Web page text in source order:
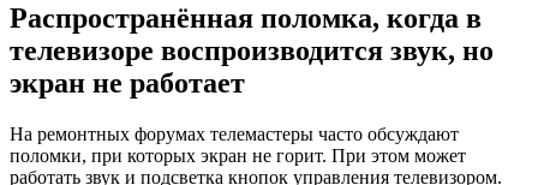
Распространённая поломка, когда в
телевизоре воспроизводится звук, но
экран не работает
На ремонтных форумах телемастеры часто обсуждают
поломки, при которых экран не горит. При этом может
работать звук и подсветка кнопок управления телевизором.